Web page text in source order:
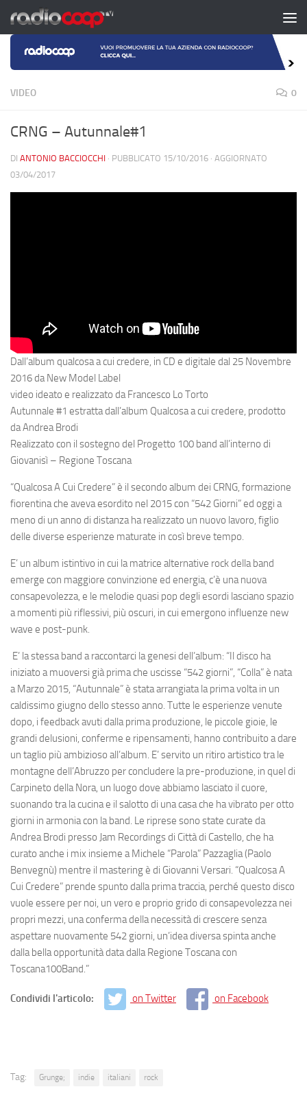
Salta al contenuto
VIDEO 0
CRNG – Autunnale#1
DI ANTONIO BACCIOCCHI · PUBBLICATO 15/10/2016 · AGGIORNATO
03/04/2017
Dall’album qualcosa a cui credere, in CD e digitale dal 25 Novembre
2016 da New Model Label
video ideato e realizzato da Francesco Lo Torto
Autunnale #1 estratta dall’album Qualcosa a cui credere, prodotto
da Andrea Brodi
Realizzato con il sostegno del Progetto 100 band all’interno di
Giovanisì – Regione Toscana
“Qualcosa A Cui Credere” è il secondo album dei CRNG, formazione
fiorentina che aveva esordito nel 2015 con “542 Giorni” ed oggi a
meno di un anno di distanza ha realizzato un nuovo lavoro, figlio
delle diverse esperienze maturate in così breve tempo.
E’ un album istintivo in cui la matrice alternative rock della band
emerge con maggiore convinzione ed energia, c’è una nuova
consapevolezza, e le melodie quasi pop degli esordi lasciano spazio
a momenti più riflessivi, più oscuri, in cui emergono influenze new
wave e post-punk.
E’ la stessa band a raccontarci la genesi dell’album: “Il disco ha
iniziato a muoversi già prima che uscisse “542 giorni”, “Colla” è nata
a Marzo 2015, “Autunnale” è stata arrangiata la prima volta in un
caldissimo giugno dello stesso anno. Tutte le esperienze venute
dopo, i feedback avuti dalla prima produzione, le piccole gioie, le
grandi delusioni, conferme e ripensamenti, hanno contribuito a dare
un taglio più ambizioso all’album. E’ servito un ritiro artistico tra le
montagne dell’Abruzzo per concludere la pre-produzione, in quel di
Carpineto della Nora, un luogo dove abbiamo lasciato il cuore,
suonando tra la cucina e il salotto di una casa che ha vibrato per otto
giorni in armonia con la band. Le riprese sono state curate da
Andrea Brodi presso Jam Recordings di Città di Castello, che ha
curato anche i mix insieme a Michele “Parola” Pazzaglia (Paolo
Benvegnù) mentre il mastering è di Giovanni Versari. “Qualcosa A
Cui Credere” prende spunto dalla prima traccia, perché questo disco
vuole essere per noi, un vero e proprio grido di consapevolezza nei
propri mezzi, una conferma della necessità di crescere senza
aspettare nuovamente 542 giorni, un’idea diversa spinta anche
dalla bella opportunità data dalla Regione Toscana con
Toscana100Band.”
Condividi l'articolo: on Twitter on Facebook
Tag: Grunge; indie italiani rock